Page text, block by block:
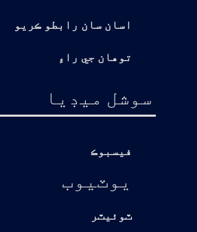
اسان سان رابطو ڪريو
توهان جي راءِ
سوشل ميڊيا
فيسبوڪ
يوٽيوب
ٽوئيٽر